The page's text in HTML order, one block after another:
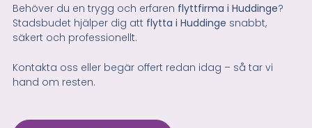
Behöver du en trygg och erfaren flyttfirma i Huddinge?
Stadsbudet hjälper dig att flytta i Huddinge snabbt,
säkert och professionellt.
Kontakta oss eller begär offert redan idag – så tar vi
hand om resten.